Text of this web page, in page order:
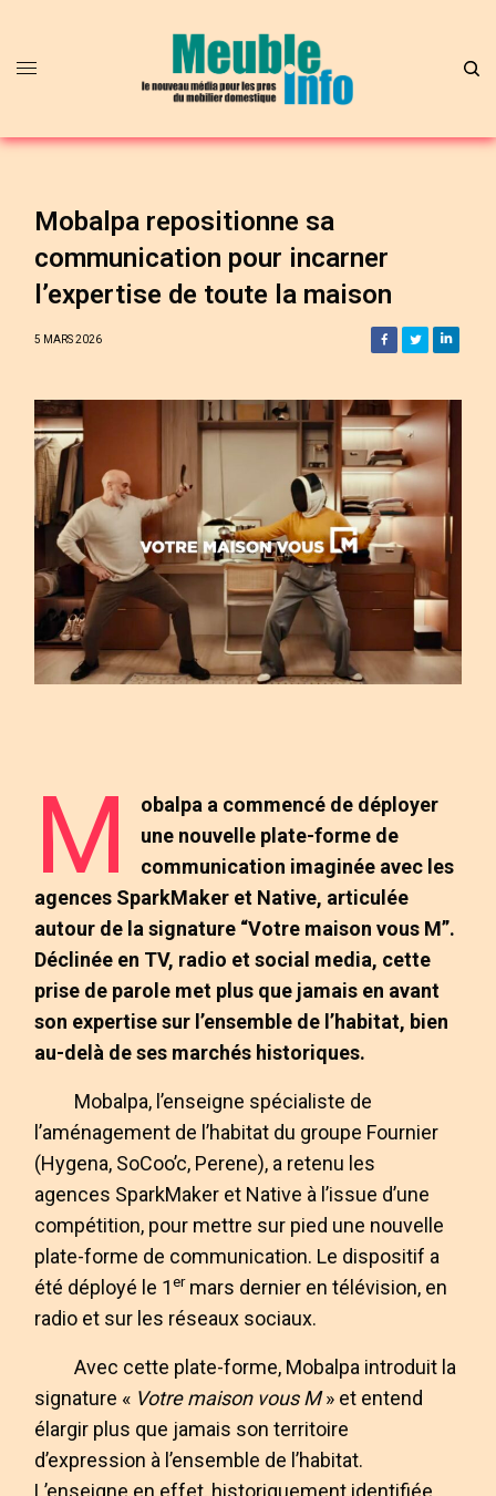
Mobalpa repositionne sa
communication pour incarner
l’expertise de toute la maison
5 MARS 2026
M
obalpa a commencé de déployer
une nouvelle plate-forme de
communication imaginée avec les
agences SparkMaker et Native, articulée
autour de la signature “Votre maison vous M”.
Déclinée en TV, radio et social media, cette
prise de parole met plus que jamais en avant
son expertise sur l’ensemble de l’habitat, bien
au-delà de ses marchés historiques.
Mobalpa, l’enseigne spécialiste de
l’aménagement de l’habitat du groupe Fournier
(Hygena, SoCoo’c, Perene), a retenu les
agences SparkMaker et Native à l’issue d’une
compétition, pour mettre sur pied une nouvelle
plate-forme de communication. Le dispositif a
été déployé le 1ermars dernier en télévision, en
radio et sur les réseaux sociaux.
Avec cette plate-forme, Mobalpa introduit la
signature « Votre maison vous M» et entend
élargir plus que jamais son territoire
d’expression à l’ensemble de l’habitat.
L’enseigne en effet, historiquement identifiée